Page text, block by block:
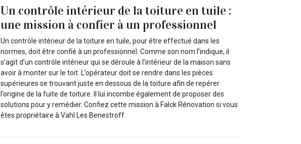
Un contrôle intérieur de la toiture en tuile :
une mission à confier à un professionnel
Un contrôle intérieur de la toiture en tuile, pour être effectué dans les
normes, doit être confié à un professionnel. Comme son nom l’indique, il
s’agit d’un contrôle intérieur qui se déroule à l’intérieur de la maison sans
avoir à monter sur le toit. L’opérateur doit se rendre dans les pièces
supérieures se trouvant juste en dessous de la toiture afin de repérer
l’origine de la fuite de toiture. Il lui incombe également de proposer des
solutions pour y remédier. Confiez cette mission à Falck Rénovation si vous
êtes propriétaire à Vahl Les Benestroff.